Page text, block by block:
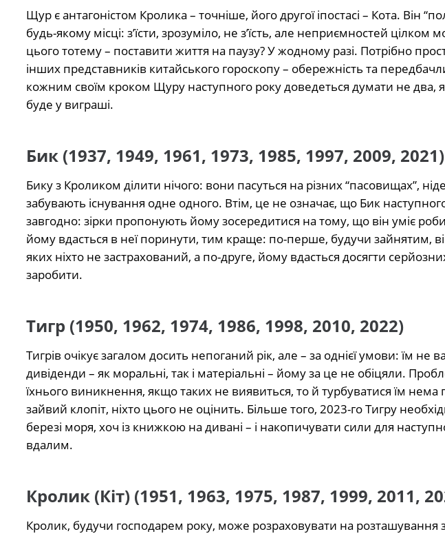
Щур є антагоністом Кролика – точніше, його другої іпостасі – Кота. Він
будь-якому місці: з’їсти, зрозуміло, не з’їсть, але неприємностей
цього тотему – поставити життя на паузу? У жодному разі. Потрібно просто
інших представників китайського гороскопу – обережність та
кожним своїм кроком Щуру наступного року доведеться думати не два,
буде у виграші.
Бик (1937, 1949, 1961, 1973, 1985, 1997, 2009, 2021)
Бику з Кроликом ділити нічого: вони пасуться на різних “пасовищах”,
забувають існування одне одного. Втім, це не означає, що Бик
завгодно: зірки пропонують йому зосередитися на тому, що він уміє
йому вдасться в неї поринути, тим краще: по-перше, будучи зайнятим,
яких ніхто не застрахований, а по-друге, йому вдасться досягти
заробити.
Тигр (1950, 1962, 1974, 1986, 1998, 2010, 2022)
Тигрів очікує загалом досить непоганий рік, але – за однієї умови: їм не
дивіденди – як моральні, так і матеріальні – йому за це не обіцяли.
їхнього виникнення, якщо таких не виявиться, то й турбуватися їм
зайвий клопіт, ніхто цього не оцінить. Більше того, 2023-го Тигру
березі моря, хоч із книжкою на дивані – і накопичувати сили для
вдалим.
Кролик (Кіт) (1951, 1963, 1975, 1987, 1999, 2011,
Кролик, будучи господарем року, може розраховувати на розташування